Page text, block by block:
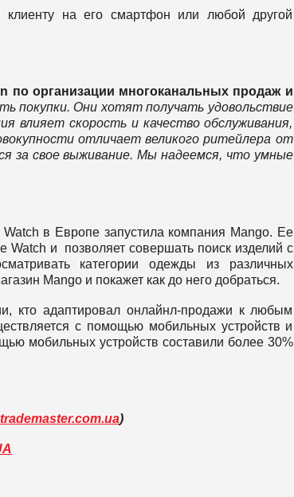
на его смартфон или любой другой
по организации многоканальных продаж и
покупки. Они хотят получать удовольствие
влияет скорость и качество обслуживания,
отличает великого ритейлера от
за свое выживание. Мы надеемся, что умные
в Европе запустила компания Mango. Ее
и позволяет совершать поиск изделий с
категории одежды из различных
Mango и покажет как до него добраться.
кто адаптировал онлайнл-продажи к любым
с помощью мобильных устройств и
мобильных устройств составили более 30%
)